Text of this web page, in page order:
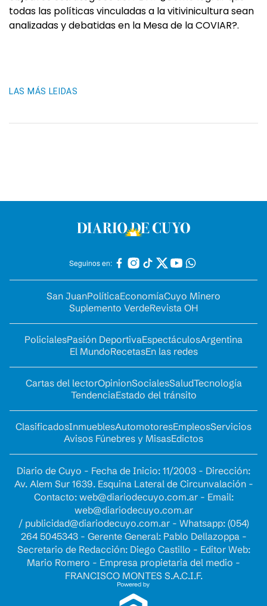
todas las políticas vinculadas a la vitivinicultura sean
analizadas y debatidas en la Mesa de la COVIAR?.
LAS MÁS LEIDAS
Seguinos en:
San JuanPolíticaEconomíaCuyo Minero
Suplemento VerdeRevista OH
PolicialesPasión DeportivaEspectáculosArgentina
El MundoRecetasEn las redes
Cartas del lectorOpinionSocialesSaludTecnología
TendenciaEstado del tránsito
ClasificadosInmueblesAutomotoresEmpleosServicios
Avisos Fúnebres y MisasEdictos
Diario de Cuyo - Fecha de Inicio: 11/2003 - Dirección:
Av. Alem Sur 1639. Esquina Lateral de Circunvalación -
Contacto: web@diariodecuyo.com.ar- Email:
web@diariodecuyo.com.ar
/ publicidad@diariodecuyo.com.ar- Whatsapp: (054)
264 5045343 - Gerente General: Pablo Dellazoppa -
Secretario de Redacción: Diego Castillo - Editor Web:
Mario Romero - Empresa propietaria del medio -
FRANCISCO MONTES S.A.C.I.F.